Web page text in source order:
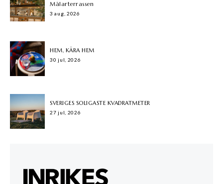
Mälarterrassen
3 aug, 2026
HEM, KÄRA HEM
30 jul, 2026
SVERIGES SOLIGASTE KVADRATMETER
27 jul, 2026